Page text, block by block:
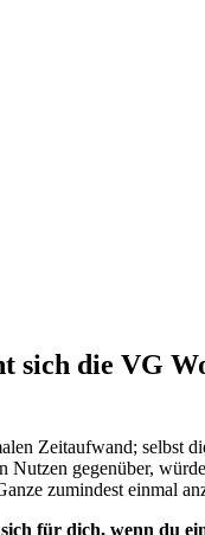
sich die VG
Zeitaufwand; selbst
Nutzen gegenüber,
zumindest einmal
für dich, wenn du